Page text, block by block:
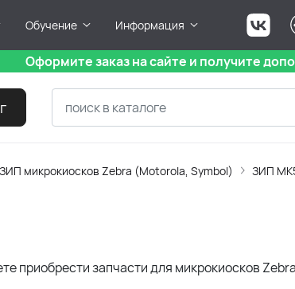
Обучение Информация
Оформите заказ на сайте и получите
ЗИП микрокиосков Zebra (Motorola, Symbol) ЗИП
приобрести запчасти для микрокиосков